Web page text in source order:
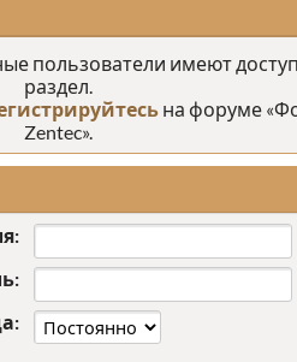
пользователи имеют
раздел.
на форуме
Zentec».